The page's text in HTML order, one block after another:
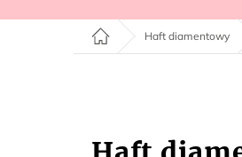
Home Haft diamentowy